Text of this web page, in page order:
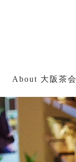
About 大阪茶会